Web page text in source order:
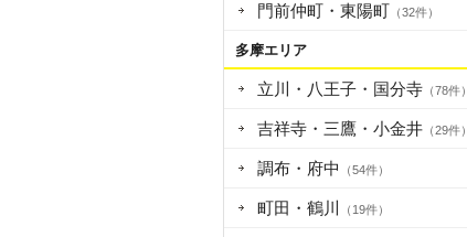
門前仲町・東陽町 （32件）
多摩エリア
立川・八王子・国分寺 （78件）
吉祥寺・三鷹・小金井 （29件）
調布・府中 （54件）
町田・鶴川 （19件）